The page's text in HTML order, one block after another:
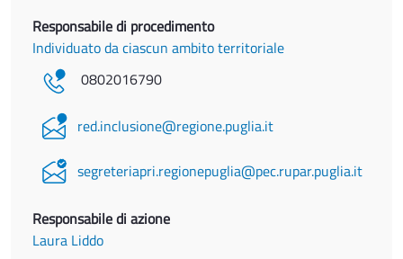
Responsabile di procedimento
Individuato da ciascun ambito territoriale
0802016790
red.inclusione@regione.puglia.it
segreteriapri.regionepuglia@pec.rupar.puglia.it
Responsabile di azione
Laura Liddo